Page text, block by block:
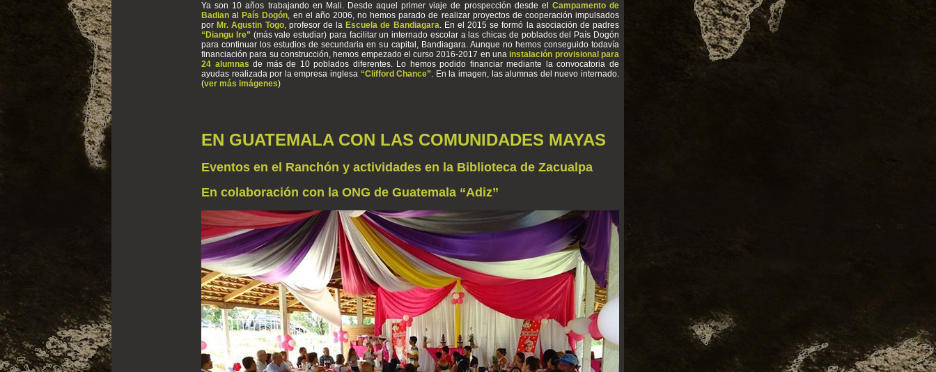
Ya son 10 años trabajando en Mali. Desde aquel primer viaje de prospección desde el
Campamento de
Badian al País Dogón, en el año 2006, no hemos parado de realizar proyectos de cooperación impulsados
por Mr. Agustin Togo, profesor de la Escuela de Bandiagara. En el 2015 se formó la asociación de padres
“Diangu Ire” (más vale estudiar) para facilitar un internado escolar a las chicas de poblados del País Dogón
para continuar los estudios de secundaria en su capital, Bandiagara. Aunque no hemos conseguido todavía
financiación para su construcción, hemos empezado el curso 2016-2017 en una instalación provisional para
24 alumnas de más de 10 poblados diferentes. Lo hemos podido financiar mediante la convocatoria de
ayudas realizada por la empresa inglesa “Clifford Chance”. En la imagen, las alumnas del nuevo internado.
(ver más imágenes)
EN GUATEMALA CON LAS COMUNIDADES MAYAS
Eventos en el Ranchón y actividades en la Biblioteca de Zacualpa
En colaboración con la ONG de Guatemala “Adiz”